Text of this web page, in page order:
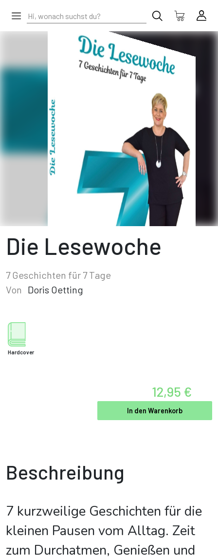
Die Lesewoche
7 Geschichten für 7 Tage
Von
Doris Oetting
Hardcover
12,95 €
In den Warenkorb
Beschreibung
7 kurzweilige Geschichten für die
kleinen Pausen vom Alltag. Zeit
zum Durchatmen, Genießen und